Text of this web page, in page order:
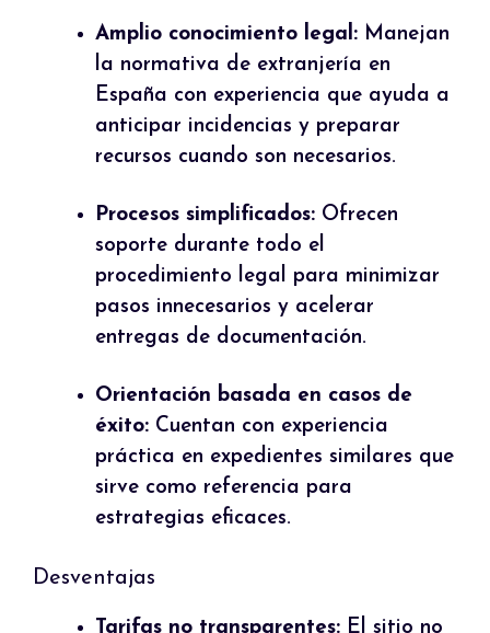
Amplio conocimiento legal: Manejan
la normativa de extranjería en
España con experiencia que ayuda a
anticipar incidencias y preparar
recursos cuando son necesarios.
Procesos simplificados: Ofrecen
soporte durante todo el
procedimiento legal para minimizar
pasos innecesarios y acelerar
entregas de documentación.
Orientación basada en casos de
éxito: Cuentan con experiencia
práctica en expedientes similares que
sirve como referencia para
estrategias eficaces.
Desventajas
Tarifas no transparentes: El sitio no